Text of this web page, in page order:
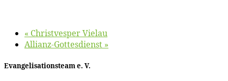
« Christ­ves­per Vielau
Al­li­anz-Got­tes­dienst »
Evan­ge­li­sa­ti­ons­team e. V.